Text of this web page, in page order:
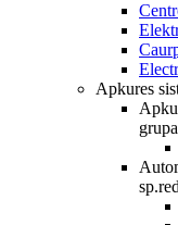
Apkures